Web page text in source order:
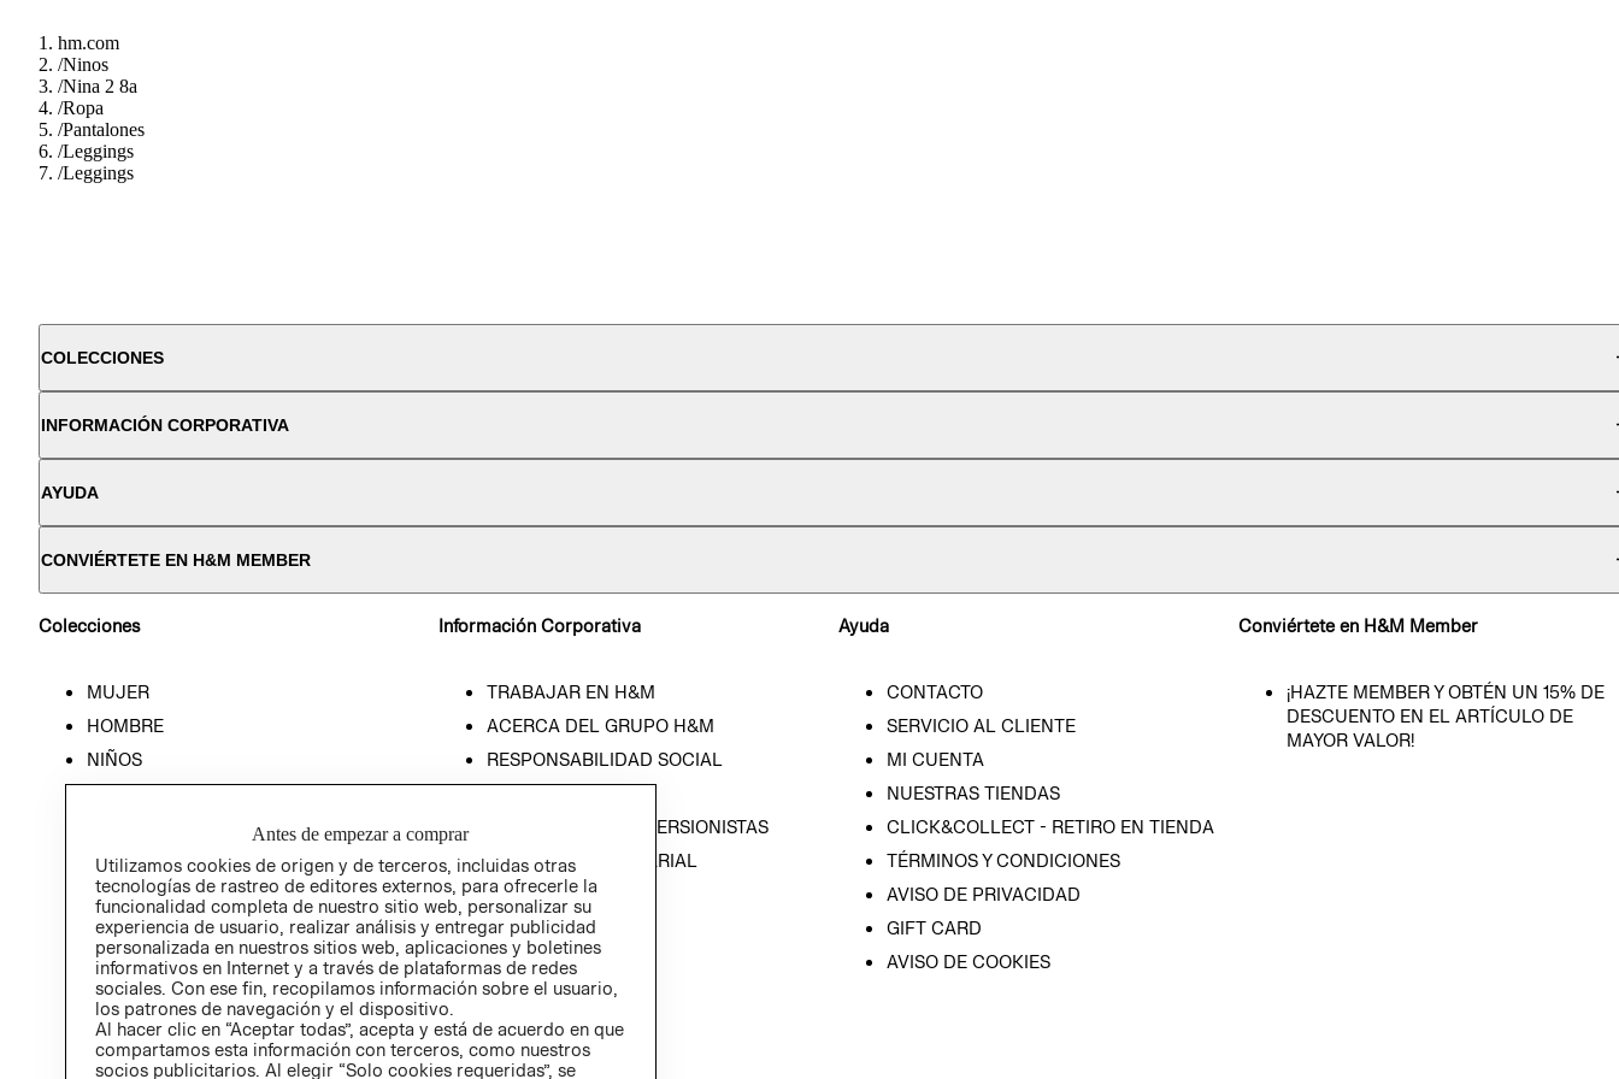
hm.com
/Ninos
/Nina 2 8a
/Ropa
/Pantalones
/Leggings
/Leggings
COLECCIONES
INFORMACIÓN CORPORATIVA
AYUDA
CONVIÉRTETE EN H&M MEMBER
Colecciones
MUJER
HOMBRE
NIÑOS
Información Corporativa
TRABAJAR EN H&M
ACERCA DEL GRUPO H&M
RESPONSABILIDAD SOCIAL
RELACIÓN CON INVERSIONISTAS
POLÍTICA EMPRESARIAL
Ayuda
CONTACTO
SERVICIO AL CLIENTE
MI CUENTA
NUESTRAS TIENDAS
CLICK&COLLECT - RETIRO EN TIENDA
TÉRMINOS Y CONDICIONES
AVISO DE PRIVACIDAD
GIFT CARD
AVISO DE COOKIES
Conviértete en H&M Member
¡HAZTE MEMBER Y OBTÉN UN 15% DE
DESCUENTO EN EL ARTÍCULO DE
MAYOR VALOR!
Antes de empezar a comprar
Utilizamos cookies de origen y de terceros, incluidas otras
tecnologías de rastreo de editores externos, para ofrecerle la
funcionalidad completa de nuestro sitio web, personalizar su
experiencia de usuario, realizar análisis y entregar publicidad
personalizada en nuestros sitios web, aplicaciones y boletines
informativos en Internet y a través de plataformas de redes
sociales. Con ese fin, recopilamos información sobre el usuario,
los patrones de navegación y el dispositivo.
Al hacer clic en “Aceptar todas”, acepta y está de acuerdo en que
compartamos esta información con terceros, como nuestros
socios publicitarios. Al elegir “Solo cookies requeridas”, se